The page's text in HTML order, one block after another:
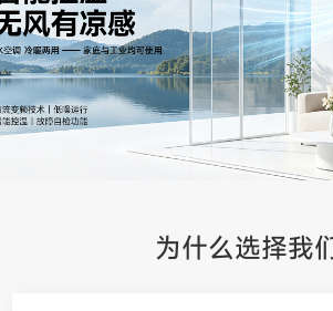
为什么选择我